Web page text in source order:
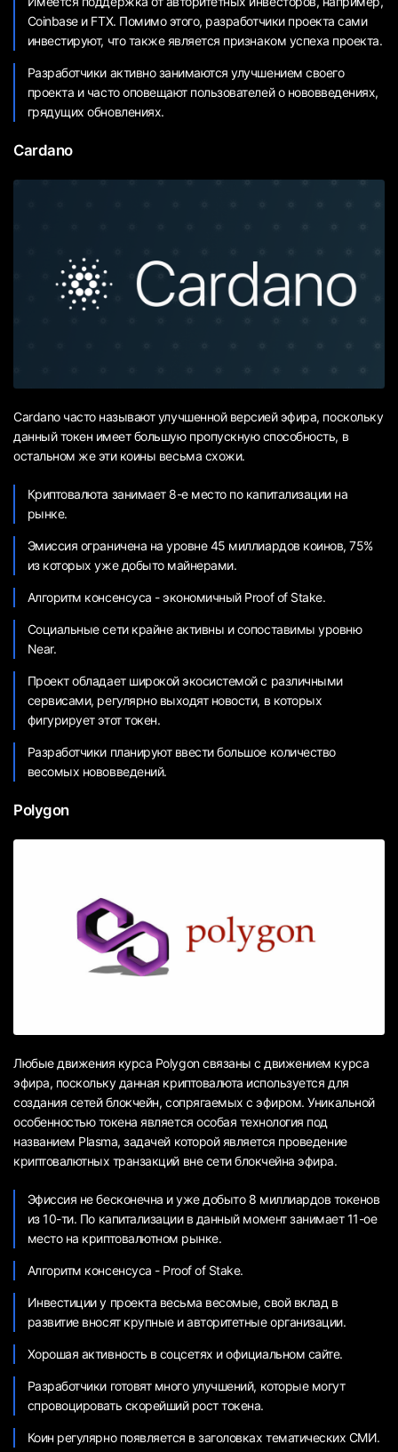
Coinbase и FTX. Помимо этого, разработчики проекта сами
инвестируют, что также является признаком успеха проекта.
Разработчики активно занимаются улучшением своего
проекта и часто оповещают пользователей о нововведениях,
грядущих обновлениях.
Cardano
Cardano часто называют улучшенной версией эфира, поскольку
данный токен имеет большую пропускную способность, в
остальном же эти коины весьма схожи.
Криптовалюта занимает 8-е место по капитализации на
рынке.
Эмиссия ограничена на уровне 45 миллиардов коинов, 75%
из которых уже добыто майнерами.
Алгоритм консенсуса - экономичный Proof of Stake.
Социальные сети крайне активны и сопоставимы уровню
Near.
Проект обладает широкой экосистемой с различными
сервисами, регулярно выходят новости, в которых
фигурирует этот токен.
Разработчики планируют ввести большое количество
весомых нововведений.
Polygon
Любые движения курса Polygon связаны с движением курса
эфира, поскольку данная криптовалюта используется для
создания сетей блокчейн, сопрягаемых с эфиром. Уникальной
особенностью токена является особая технология под
названием Plasma, задачей которой является проведение
криптовалютных транзакций вне сети блокчейна эфира.
Эфиссия не бесконечна и уже добыто 8 миллиардов токенов
из 10-ти. По капитализации в данный момент занимает 11-ое
место на криптовалютном рынке.
Алгоритм консенсуса - Proof of Stake.
Инвестиции у проекта весьма весомые, свой вклад в
развитие вносят крупные и авторитетные организации.
Хорошая активность в соцсетях и официальном сайте.
Разработчики готовят много улучшений, которые могут
спровоцировать скорейший рост токена.
Коин регулярно появляется в заголовках тематических СМИ.